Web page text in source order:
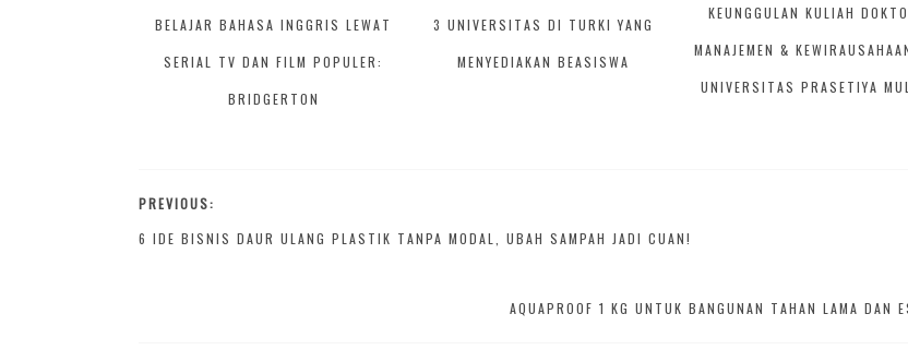
BELAJAR BAHASA INGGRIS LEWAT
SERIAL TV DAN FILM POPULER:
BRIDGERTON
3 UNIVERSITAS DI TURKI YANG
MENYEDIAKAN BEASISWA
KEUNGGULAN KULIAH
MANAJEMEN &
UNIVERSITAS PRASETIYA
PREVIOUS:
6 IDE BISNIS DAUR ULANG PLASTIK TANPA MODAL, UBAH SAMPAH JADI CUAN!
AQUAPROOF 1 KG UNTUK BANGUNAN TAHAN LAMA DAN